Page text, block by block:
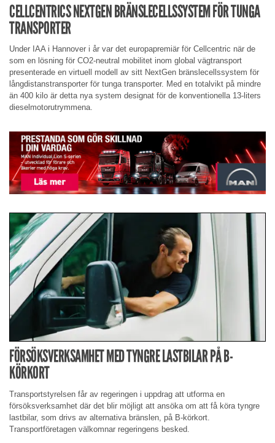
CELLCENTRICS NEXTGEN BRÄNSLECELLSSYSTEM FÖR TUNGA
TRANSPORTER
Under IAA i Hannover i år var det europapremiär för Cellcentric när de
som en lösning för CO2-neutral mobilitet inom global vägtransport
presenterade en virtuell modell av sitt NextGen bränslecellssystem för
långdistanstransporter för tunga transporter. Med en totalvikt på mindre
än 400 kilo är detta nya system designat för de konventionella 13-liters
dieselmotorutrymmena.
FÖRSÖKSVERKSAMHET MED TYNGRE LASTBILAR PÅ B-
KÖRKORT
Transportstyrelsen får av regeringen i uppdrag att utforma en
försöksverksamhet där det blir möjligt att ansöka om att få köra tyngre
lastbilar, som drivs av alternativa bränslen, på B-körkort.
Transportföretagen välkomnar regeringens besked.